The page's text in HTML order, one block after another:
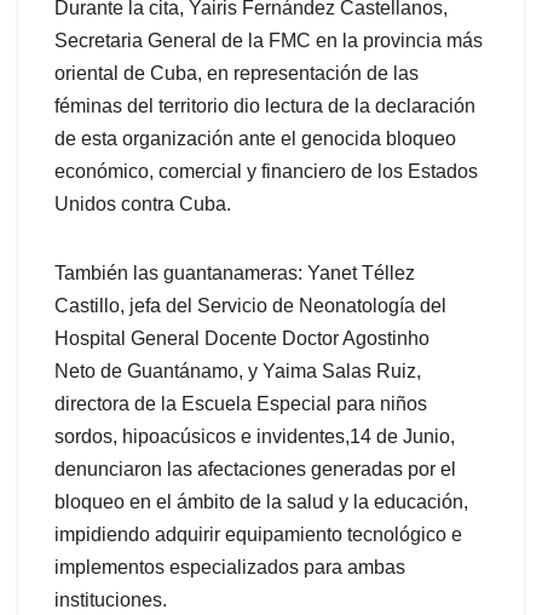
Durante la cita, Yairis Fernández Castellanos,
Secretaria General de la FMC en la provincia más
oriental de Cuba, en representación de las
féminas del territorio dio lectura de la declaración
de esta organización ante el genocida bloqueo
económico, comercial y financiero de los Estados
Unidos contra Cuba.
También las guantanameras: Yanet Téllez
Castillo, jefa del Servicio de Neonatología del
Hospital General Docente Doctor Agostinho
Neto de Guantánamo, y Yaima Salas Ruiz,
directora de la Escuela Especial para niños
sordos, hipoacúsicos e invidentes,14 de Junio,
denunciaron las afectaciones generadas por el
bloqueo en el ámbito de la salud y la educación,
impidiendo adquirir equipamiento tecnológico e
implementos especializados para ambas
instituciones.